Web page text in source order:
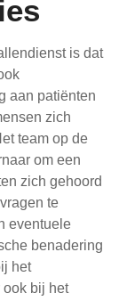
is dat
aan patiënten
zich
team op de
om een
zich gehoord
te
eventuele
benadering
het
ook bij het